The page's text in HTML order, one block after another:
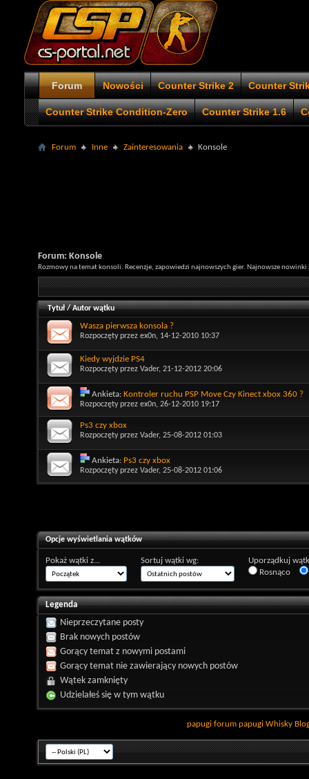
Forum Nowości Counter Strike 2 Counter
Counter Strike Condition-Zero Counter Strike 1.6
Forum Inne Zainteresowania Konsole
Forum: Konsole
Rozmowy na temat konsoli. Recenzje, zapowiedzi najnowszych gier. Najnowsze
Tytuł/Autor wątku
Wasza pierwsza konsola ?
Rozpoczęty przez ex0n, 14-12-2010 10:37
Kiedy wyjdzie PS4
Rozpoczęty przez Vader, 21-12-2012 20:06
Ankieta: Kontroler ruchu PSP Move Czy Kinect xbox 360 ?
Rozpoczęty przez ex0n, 26-12-2010 19:17
Ps3 czy xbox
Rozpoczęty przez Vader, 25-08-2012 01:03
Ankieta: Ps3 czy xbox
Rozpoczęty przez Vader, 25-08-2012 01:06
Opcje wyświetlania wątków
Pokaż wątki z... Sortuj wątki wg:
Uporządkuj
Rosnąco
Legenda
Nieprzeczytane posty
Brak nowych postów
Gorący temat z nowymi postami
Gorący temat nie zawierający nowych postów
Wątek zamknięty
Udzielałeś się w tym wątku
papugi forum papugi Whisky